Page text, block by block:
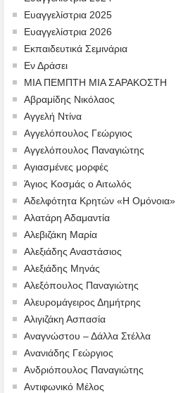
Ευαγγελίστρια 2025
Ευαγγελίστρια 2026
Εκπαιδευτικά Σεμινάρια
Εν Δράσει
ΜΙΑ ΠΕΜΠΤΗ ΜΙΑ ΣΑΡΑΚΟΣΤΗ
Αβραμίδης Νικόλαος
Αγγελή Ντίνα
Αγγελόπουλος Γεώργιος
Αγγελόπουλος Παναγιώτης
Αγιασμένες μορφές
Άγιος Κοσμάς ο Αιτωλός
Αδελφότητα Κρητών «Η Ομόνοια»
Αλατάρη Αδαμαντία
Αλεβιζάκη Μαρία
Αλεξιάδης Αναστάσιος
Αλεξιάδης Μηνάς
Αλεξόπουλος Παναγιώτης
Αλευρομάγειρος Δημήτρης
Αλιγιζάκη Ασπασία
Αναγνώστου – Δάλλα Στέλλα
Ανανιάδης Γεώργιος
Ανδριόπουλος Παναγιώτης
Αντιφωνικό Μέλος